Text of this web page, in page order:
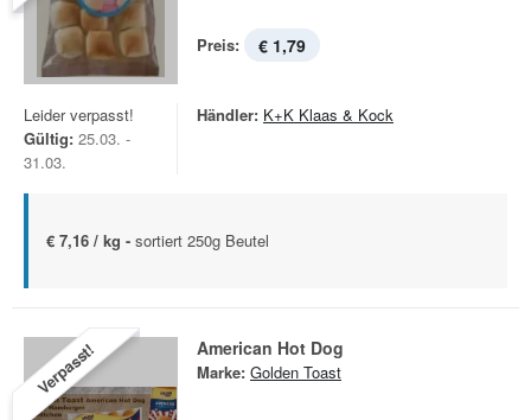
Preis: € 1,79
Leider verpasst!
Gültig: 25.03. -
31.03.
Händler: K+K Klaas & Kock
€ 7,16 / kg - sortiert 250g Beutel
Verpasst! American Hot Dog
Marke: Golden Toast